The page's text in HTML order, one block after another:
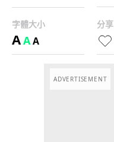
字體大小
AAA
分享
ADVERTISEMENT